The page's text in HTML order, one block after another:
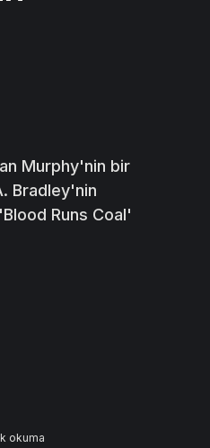
Murphy'nin bir
Bradley'nin
Runs Coal'
okuma